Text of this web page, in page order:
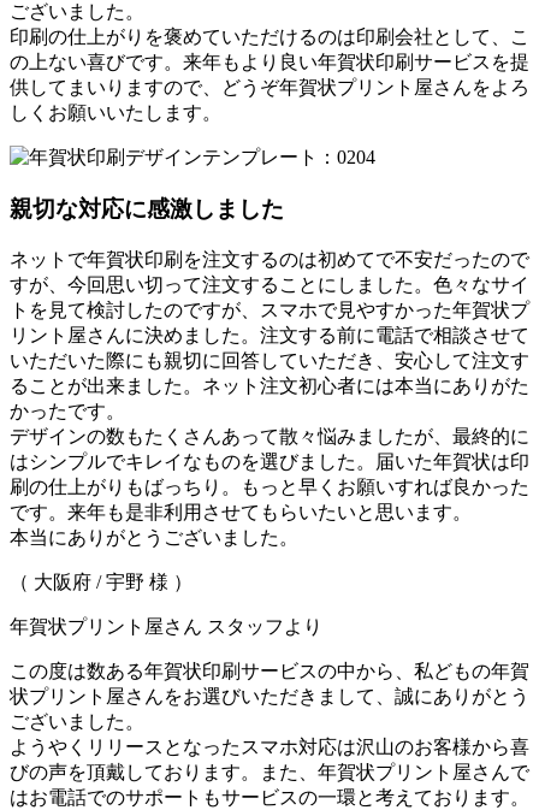
ございました。
印刷の仕上がりを褒めていただけるのは印刷会社として、こ
の上ない喜びです。来年もより良い年賀状印刷サービスを提
供してまいりますので、どうぞ年賀状プリント屋さんをよろ
しくお願いいたします。
親切な対応に感激しました
ネットで年賀状印刷を注文するのは初めてで不安だったので
すが、今回思い切って注文することにしました。色々なサイ
トを見て検討したのですが、スマホで見やすかった年賀状プ
リント屋さんに決めました。注文する前に電話で相談させて
いただいた際にも親切に回答していただき、安心して注文す
ることが出来ました。ネット注文初心者には本当にありがた
かったです。
デザインの数もたくさんあって散々悩みましたが、最終的に
はシンプルでキレイなものを選びました。届いた年賀状は印
刷の仕上がりもばっちり。もっと早くお願いすれば良かった
です。来年も是非利用させてもらいたいと思います。
本当にありがとうございました。
（ 大阪府 / 宇野 様 ）
年賀状プリント屋さん スタッフより
この度は数ある年賀状印刷サービスの中から、私どもの年賀
状プリント屋さんをお選びいただきまして、誠にありがとう
ございました。
ようやくリリースとなったスマホ対応は沢山のお客様から喜
びの声を頂戴しております。また、年賀状プリント屋さんで
はお電話でのサポートもサービスの一環と考えております。